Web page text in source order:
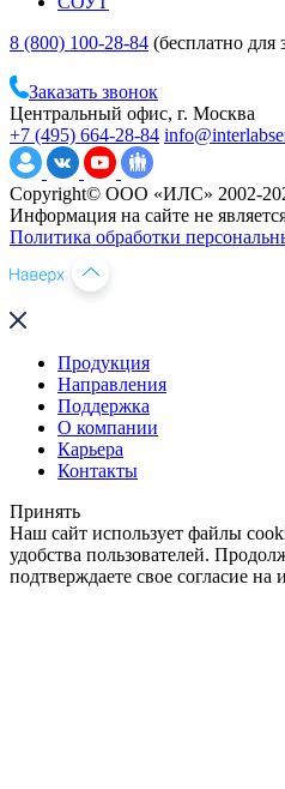
8 (800) 100-28-84 (бесплатно
Заказать звонок
Центральный офис, г. Москва
+7 (495) 664-28-84
Copyright© ООО «ИЛС» 2002-
Информация на сайте не
Политика обработки
Продукция
Направления
Поддержка
О компании
Карьера
Контакты
Принять
Наш сайт использует файлы
удобства пользователей.
подтверждаете свое согласие на